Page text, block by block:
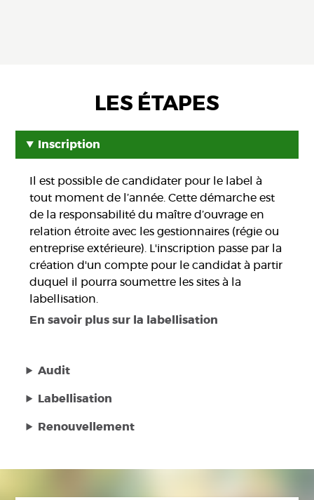
LES ÉTAPES
Inscription
Il est possible de candidater pour le label à
tout moment de l’année. Cette démarche est
de la responsabilité du maître d’ouvrage en
relation étroite avec les gestionnaires (régie ou
entreprise extérieure). L'inscription passe par la
création d'un compte pour le candidat à partir
duquel il pourra soumettre les sites à la
labellisation.
En savoir plus sur la labellisation
Audit
Labellisation
Renouvellement